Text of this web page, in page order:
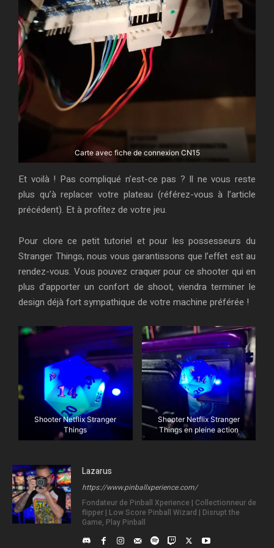
Carte avec fiche de connexion CN15
Et voilà ! Pas compliqué n’est-ce pas ? Il ne vous reste
plus qu’à replacer votre plateau (référez-vous à l’article
précédent). Et à profitez de votre jeu.
Pour clore ce petit tutoriel et pour les possesseurs du
Stranger Things, nous vous garantissons que l’effet est au
rendez-vous. Vous pouvez craquer pour ce shooter qui en
plus d’apporter un confort de shoot, viendra terminer le
design déjà fort sympathique de votre machine préférée !
Shooter Netflix Stranger
Things
Shooter Netflix Stranger
Things en pleine action
Lazarus
https://www.pinballxperience.com/
Fondateur de Pinball Xperience | Collectionneur de
flipper | Low Score Pinball Wizard | Disrupt the
Game, Play Pinball